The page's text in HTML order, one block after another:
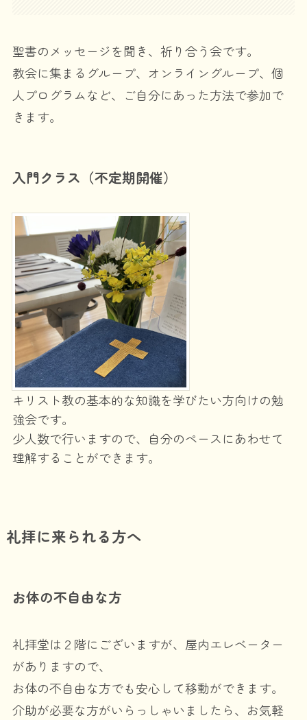
聖書のメッセージを聞き、祈り合う会です。
教会に集まるグループ、オンライングループ、個
人プログラムなど、ご自分にあった方法で参加で
きます。
入門クラス（不定期開催）
キリスト教の基本的な知識を学びたい方向けの勉
強会です。
少人数で行いますので、自分のペースにあわせて
理解することができます。
礼拝に来られる方へ
お体の不自由な方
礼拝堂は２階にございますが、屋内エレベーター
がありますので、
お体の不自由な方でも安心して移動ができます。
介助が必要な方がいらっしゃいましたら、お気軽